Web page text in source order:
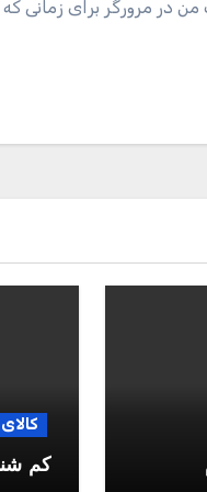
من در مرورگر برای زمانی
کم